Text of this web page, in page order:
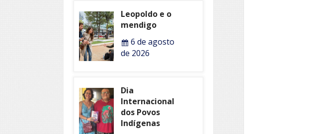
Leopoldo e o
mendigo
6 de agosto
de 2026
Dia
Internacional
dos Povos
Indígenas